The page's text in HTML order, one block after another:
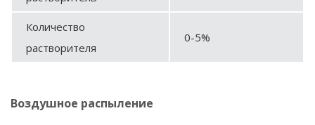
Количество
растворителя
0-5%
Воздушное распыление